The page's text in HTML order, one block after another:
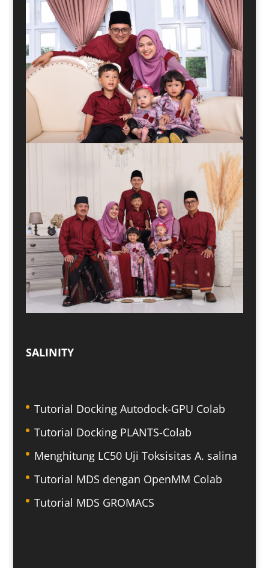
SALINITY
Tutorial Docking Autodock-GPU Colab
Tutorial Docking PLANTS-Colab
Menghitung LC50 Uji Toksisitas A. salina
Tutorial MDS dengan OpenMM Colab
Tutorial MDS GROMACS